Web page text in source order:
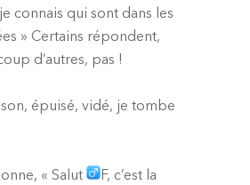
connais qui sont dans les
» Certains répondent,
d’autres, pas !
épuisé, vidé, je tombe
« Salut
F, c’est la